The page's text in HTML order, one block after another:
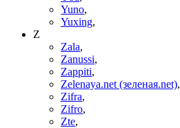
Yuno,
Yuxing,
Z
Zala,
Zanussi,
Zappiti,
Zelenaya.net (зеленая.net),
Zifra,
Zifro,
Zte,